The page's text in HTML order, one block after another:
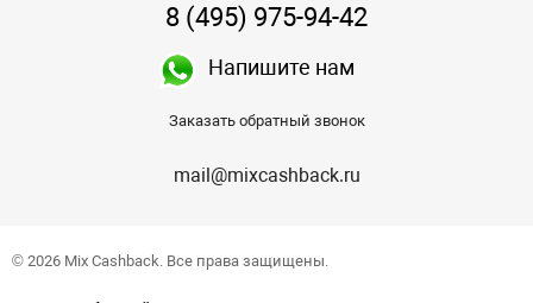
8 (495) 975-94-42
Напишите нам
Заказать обратный звонок
mail@mixcashback.ru
© 2026 Mix Cashback. Все права защищены.